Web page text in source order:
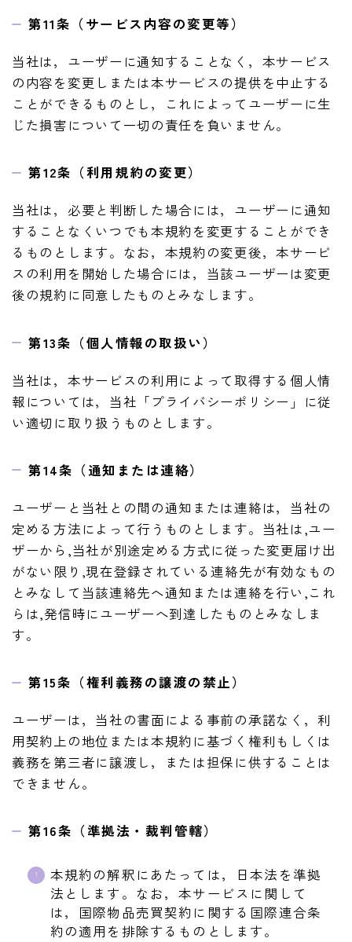
第11条（サービス内容の変更等）
当社は，ユーザーに通知することなく，本サービス
の内容を変更しまたは本サービスの提供を中止する
ことができるものとし，これによってユーザーに生
じた損害について一切の責任を負いません。
第12条（利用規約の変更）
当社は，必要と判断した場合には，ユーザーに通知
することなくいつでも本規約を変更することができ
るものとします。なお，本規約の変更後，本サービ
スの利用を開始した場合には，当該ユーザーは変更
後の規約に同意したものとみなします。
第13条（個人情報の取扱い）
当社は，本サービスの利用によって取得する個人情
報については，当社「プライバシーポリシー」に従
い適切に取り扱うものとします。
第14条（通知または連絡）
ユーザーと当社との間の通知または連絡は，当社の
定める方法によって行うものとします。当社は,ユー
ザーから,当社が別途定める方式に従った変更届け出
がない限り,現在登録されている連絡先が有効なもの
とみなして当該連絡先へ通知または連絡を行い,これ
らは,発信時にユーザーへ到達したものとみなしま
す。
第15条（権利義務の譲渡の禁止）
ユーザーは，当社の書面による事前の承諾なく，利
用契約上の地位または本規約に基づく権利もしくは
義務を第三者に譲渡し，または担保に供することは
できません。
第16条（準拠法・裁判管轄）
本規約の解釈にあたっては，日本法を準拠
法とします。なお，本サービスに関して
は，国際物品売買契約に関する国際連合条
約の適用を排除するものとします。